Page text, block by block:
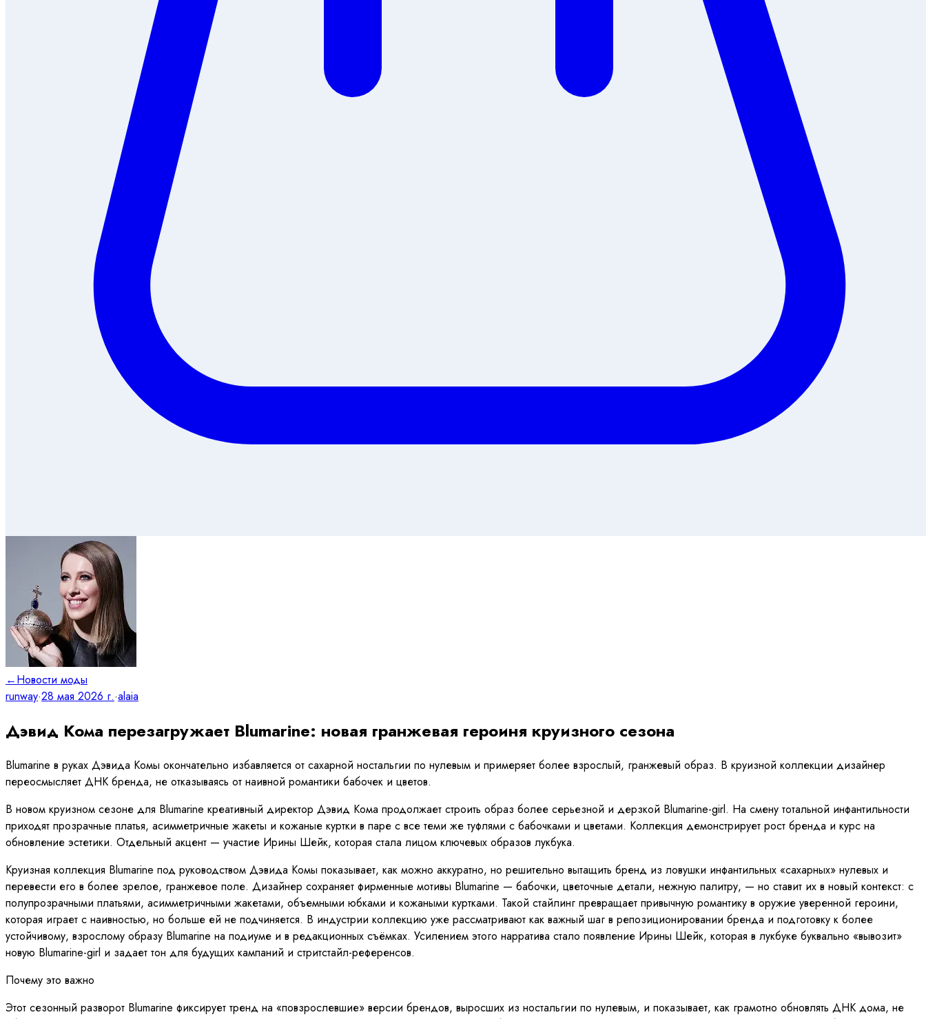
←Новости моды
runway·28 мая 2026 г.·alaia
Дэвид Кома перезагружает Blumarine: новая гранжевая героиня круизного сезона
Blumarine в руках Дэвида Комы окончательно избавляется от сахарной ностальгии по нулевым и примеряет более взрослый, гранжевый образ. В круизной коллекции дизайнер
переосмысляет ДНК бренда, не отказываясь от наивной романтики бабочек и цветов.
В новом круизном сезоне для Blumarine креативный директор Дэвид Кома продолжает строить образ более серьезной и дерзкой Blumarine-girl. На смену тотальной инфантильности
приходят прозрачные платья, асимметричные жакеты и кожаные куртки в паре с все теми же туфлями с бабочками и цветами. Коллекция демонстрирует рост бренда и курс на
обновление эстетики. Отдельный акцент — участие Ирины Шейк, которая стала лицом ключевых образов лукбука.
Круизная коллекция Blumarine под руководством Дэвида Комы показывает, как можно аккуратно, но решительно вытащить бренд из ловушки инфантильных «сахарных» нулевых и
перевести его в более зрелое, гранжевое поле. Дизайнер сохраняет фирменные мотивы Blumarine — бабочки, цветочные детали, нежную палитру, — но ставит их в новый контекст: с
полупрозрачными платьями, асимметричными жакетами, объемными юбками и кожаными куртками. Такой стайлинг превращает привычную романтику в оружие уверенной героини,
которая играет с наивностью, но больше ей не подчиняется. В индустрии коллекцию уже рассматривают как важный шаг в репозиционировании бренда и подготовку к более
устойчивому, взрослому образу Blumarine на подиуме и в редакционных съёмках. Усилением этого нарратива стало появление Ирины Шейк, которая в лукбуке буквально «вывозит»
новую Blumarine-girl и задает тон для будущих кампаний и стритстайл-референсов.
Почему это важно
Этот сезонный разворот Blumarine фиксирует тренд на «повзрослевшие» версии брендов, выросших из ностальгии по нулевым, и показывает, как грамотно обновлять ДНК дома, не